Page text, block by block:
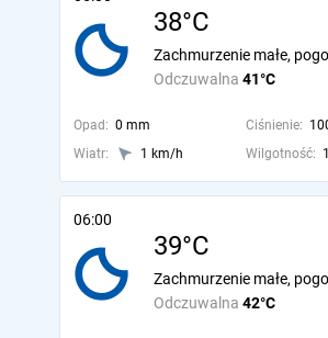
38°C
Odczuwalna 41°C
Zachmurzenie małe,
Opad: 0 mm Ciśnienie:
Wiatr:
1 km/h Wilgotność:
06:00
39°C
Odczuwalna 42°C
Zachmurzenie małe,